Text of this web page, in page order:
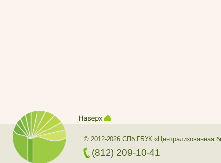
© 2012-2026 СПб ГБУК «Централизованная
(812) 209-10-41